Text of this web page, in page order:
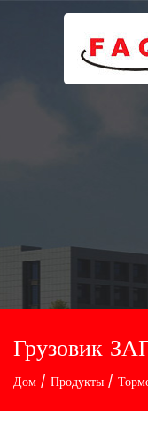
Грузовик
Дом / Продукты /